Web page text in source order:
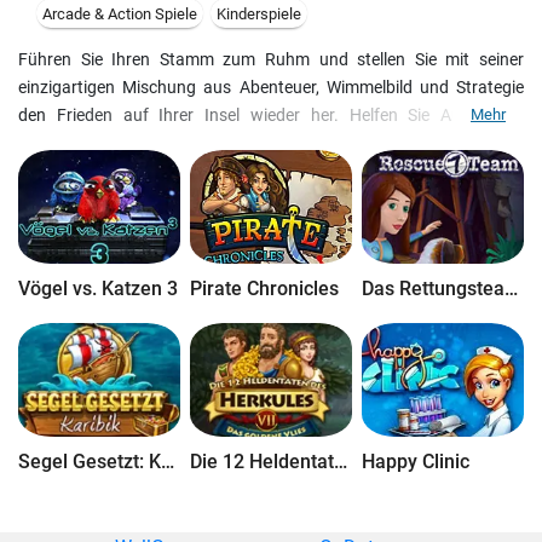
Arcade & Action Spiele Kinderspiele
Führen Sie Ihren Stamm zum Ruhm und stellen Sie mit seiner
einzigartigen Mischung aus Abenteuer, Wimmelbild und Strategie
den Frieden auf Ihrer Insel wieder her. Helfen Sie Aruku, der
führen und Frieden in eine einst wunderbare Welt zu bringen.
Stürzen Sie sich noch heute in das atemberaubende Abenteuerspiel
Totem Tribe Deluxe! - 23 Schauplätze zu erkunden - mehr als 120
Aufgaben und Rätsel - mehrere Enden - eingebautes Tutorial
Mehr
Vögel vs. Katzen 3 Pirate Chronicles Das Rettungsteam 7
Segel Gesetzt: Karibik Die 12 Heldentaten des Herkules VII: Das Goldene Vlies Happy Clinic